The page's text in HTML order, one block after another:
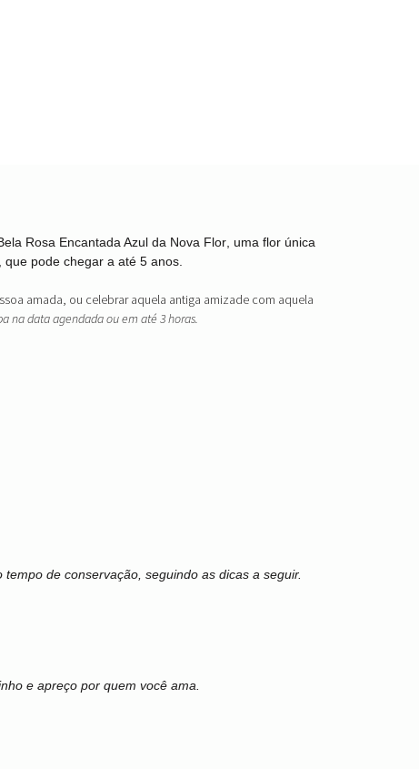
Rosa Encantada Azul da Nova Flor , uma flor única
pode chegar a até 5 anos.
amada, ou celebrar aquela antiga amizade com aquela
na data agendada ou em até 3 horas.
de conservação, seguindo as dicas a seguir.
e apreço por quem você ama.